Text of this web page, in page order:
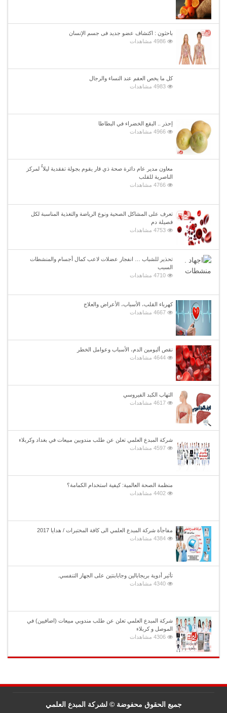
باحثون : اكتشاف عضو جديد فى جسم الإنسان
4986 مشاهدات
كل ما يخص العقم عند النساء والرجال
4983 مشاهدات
إحذر .. البقع الخضراء في البطاطا
4966 مشاهدات
معاون مدير عام دائرة صحة ذي قار يقوم بجولة تفقدية ليلا ًُ لمركز
الناصرية للقلب
4766 مشاهدات
تعرف على المشاكل الصحية ونوع الرياضة والتغذية المناسبة لكل
فصيلة دم
4753 مشاهدات
تحذير للشباب … انفجار عضلات لاعب كمال أجسام والمنشطات
السبب
4710 مشاهدات
كهرباء القلب، الأسباب، الأعراض والعلاج
4667 مشاهدات
نقص ألبومين الدم، الأسباب وعوامل الخطر
4644 مشاهدات
التهاب الكبد الفيروسي
4617 مشاهدات
شركة المبدع العلمي تعلن عن طلب مندوبين مبيعات في بغداد وكربلاء
4597 مشاهدات
منظمة الصحة العالمية: كيفية استخدام الكمامة؟
4402 مشاهدات
مفاجأة شركة المبدع العلمي الى كافة المختبرات / هدايا 2017
4384 مشاهدات
تأثير أدوية بريجابالين وجابابنتين على الجهاز التنفسي.
4340 مشاهدات
شركة المبدع العلمي تعلن عن طلب مندوبي مبيعات (اضافيين) في
الموصل و كربلاء
4306 مشاهدات
جميع الحقوق محفوضة © لشركة المبدع العلمي